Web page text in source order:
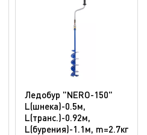
Ледобур "NERO-150"
L(шнека)-0.5м,
L(транс.)-0.92м,
L(бурения)-1.1м, m=2.7кг